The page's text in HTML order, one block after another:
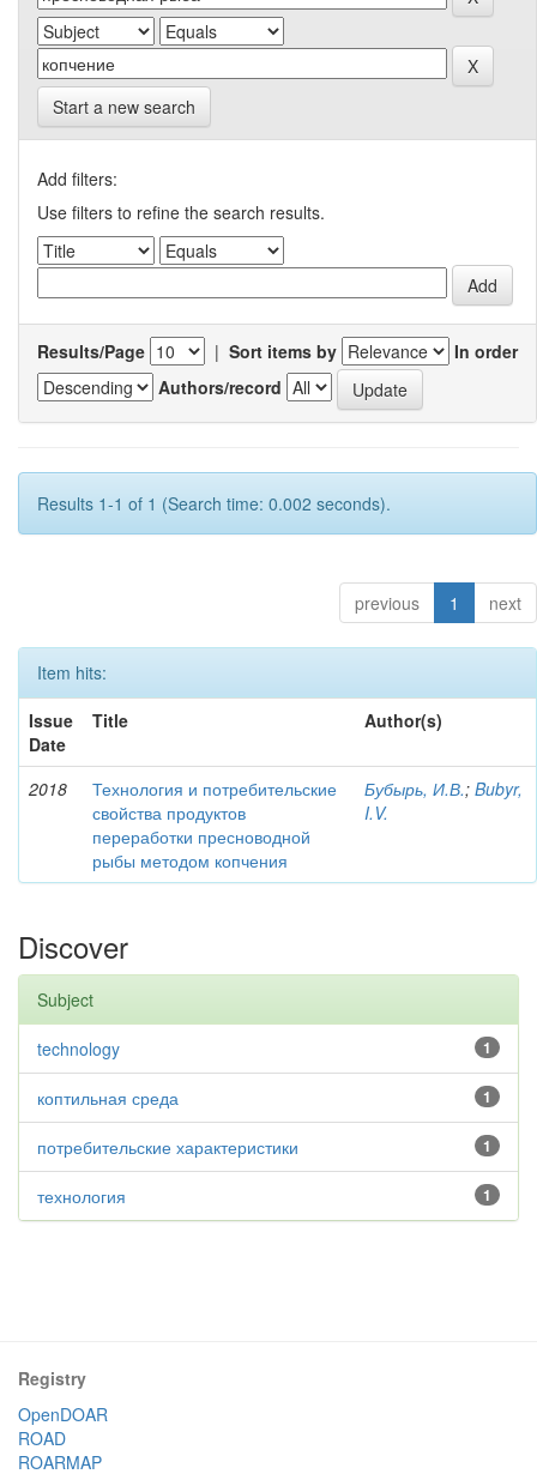
Start a new search
Add filters:
Use filters to refine the search results.
Results/Page | Sort items by
In order
Authors/record
Results 1-1 of 1 (Search time: 0.002 seconds).
previous 1 next
Item hits:
Issue
Date
Title Author(s)
2018
Технология и потребительские
свойства продуктов
переработки пресноводной
рыбы методом копчения
Бубырь, И.В.; Bubyr,
I.V.
Discover
Subject
1
technology
1
коптильная среда
1
потребительские характеристики
1
технология
Registry
OpenDOAR
ROAD
ROARMAP